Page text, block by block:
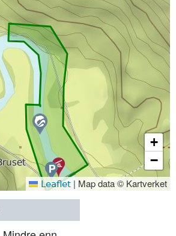
+
−
Leaflet | Map data © Kartverket